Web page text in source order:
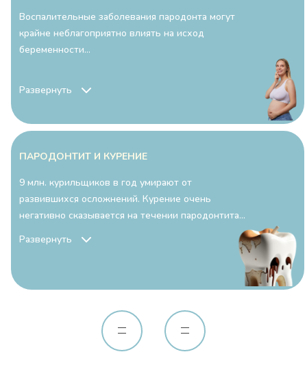
СПЕЦИАЛИСТЫ
АКЦИИ
НАШИ РАБОТЫ
ОТЗЫВЫ
ПОЛЕЗНОЕ
КОНТАКТЫ
ВАКАНСИИ
Воспалительные заболевания пародонта могут
крайне неблагоприятно влиять на исход
беременности...
Развернуть
ПАРОДОНТИТ И КУРЕНИЕ
9 млн. курильщиков в год умирают от
развившихся осложнений. Курение очень
негативно сказывается на течении пародонтита…
Развернуть